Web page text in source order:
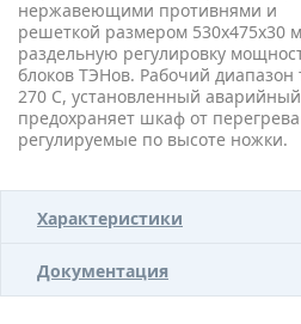
нержавеющими противнями и
решеткой размером 530х475х30
раздельную регулировку
блоков ТЭНов. Рабочий диапазон
270 С, установленный
предохраняет шкаф от
регулируемые по высоте ножки.
Характеристики
Документация